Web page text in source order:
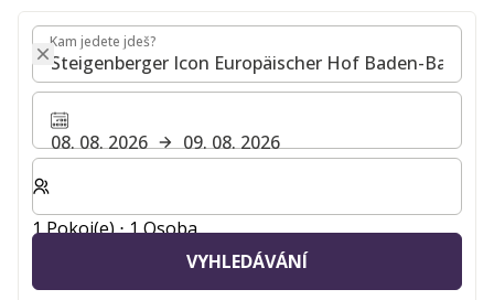
Kam jedete jdeš?
Kam jedete jdeš?
08. 08. 2026
09. 08. 2026
Zvolte počet pokojů a hostů pro svůj pobyt
1 Pokoj(e) ⋅ 1 Osoba
VYHLEDÁVÁNÍ